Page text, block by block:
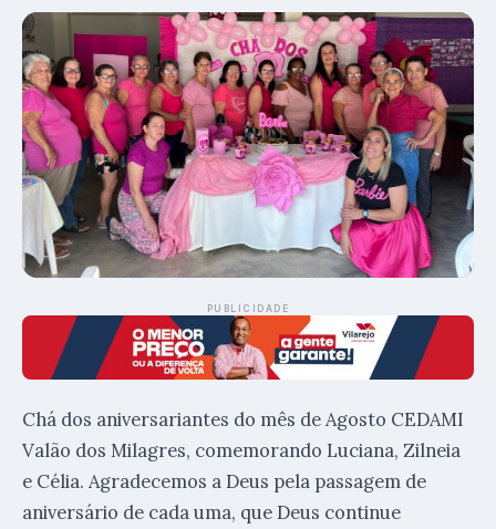
PUBLICIDADE
Chá dos aniversariantes do mês de Agosto CEDAMI
Valão dos Milagres, comemorando Luciana, Zilneia
e Célia. Agradecemos a Deus pela passagem de
aniversário de cada uma, que Deus continue